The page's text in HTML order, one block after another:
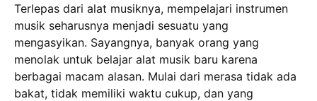
Terlepas dari alat musiknya, mempelajari instrumen
musik seharusnya menjadi sesuatu yang
mengasyikan. Sayangnya, banyak orang yang
menolak untuk belajar alat musik baru karena
berbagai macam alasan. Mulai dari merasa tidak ada
bakat, tidak memiliki waktu cukup, dan yang